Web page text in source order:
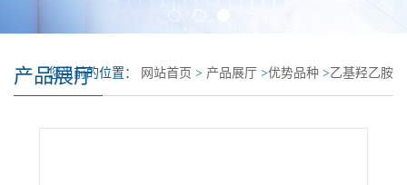
产品展厅
您当前的位置： 网站首页 > 产品展厅 >优势品种 >乙基羟乙胺